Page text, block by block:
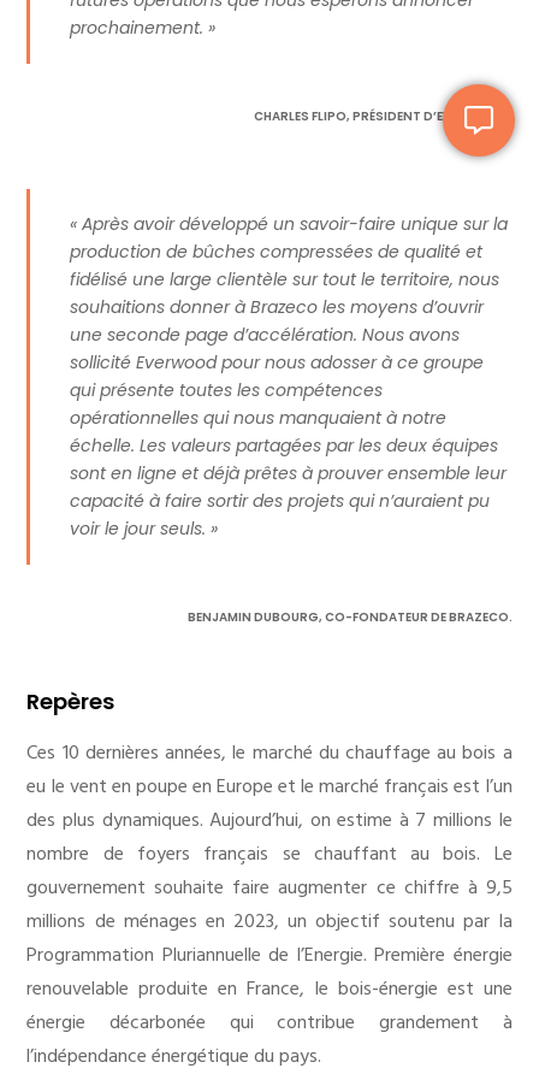
prochainement. »
CHARLES FLIPO, PRÉSIDENT D’EVERWOOD.
« Après avoir développé un savoir-faire unique sur la
production de bûches compressées de qualité et
fidélisé une large clientèle sur tout le territoire, nous
souhaitions donner à Brazeco les moyens d’ouvrir
une seconde page d’accélération. Nous avons
sollicité Everwood pour nous adosser à ce groupe
qui présente toutes les compétences
opérationnelles qui nous manquaient à notre
échelle. Les valeurs partagées par les deux équipes
sont en ligne et déjà prêtes à prouver ensemble leur
capacité à faire sortir des projets qui n’auraient pu
voir le jour seuls. »
BENJAMIN DUBOURG, CO-FONDATEUR DE BRAZECO.
Repères
Ces 10 dernières années, le marché du chauffage au bois a
eu le vent en poupe en Europe et le marché français est l’un
des plus dynamiques. Aujourd’hui, on estime à 7 millions le
nombre de foyers français se chauffant au bois. Le
gouvernement souhaite faire augmenter ce chiffre à 9,5
millions de ménages en 2023, un objectif soutenu par la
Programmation Pluriannuelle de l’Energie. Première énergie
renouvelable produite en France, le bois-énergie est une
énergie décarbonée qui contribue grandement à
l’indépendance énergétique du pays.